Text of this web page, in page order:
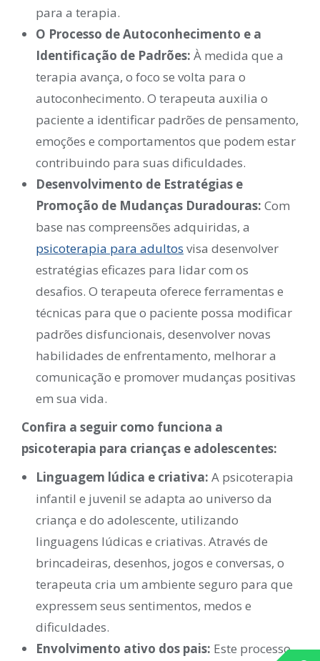
para a terapia.
O Processo de Autoconhecimento e a
Identificação de Padrões: À medida que a
terapia avança, o foco se volta para o
autoconhecimento. O terapeuta auxilia o
paciente a identificar padrões de pensamento,
emoções e comportamentos que podem estar
contribuindo para suas dificuldades.
Desenvolvimento de Estratégias e
Promoção de Mudanças Duradouras: Com
base nas compreensões adquiridas, a
psicoterapia para adultos visa desenvolver
estratégias eficazes para lidar com os
desafios. O terapeuta oferece ferramentas e
técnicas para que o paciente possa modificar
padrões disfuncionais, desenvolver novas
habilidades de enfrentamento, melhorar a
comunicação e promover mudanças positivas
em sua vida.
Confira a seguir como funciona a
psicoterapia para crianças e adolescentes:
Linguagem lúdica e criativa: A psicoterapia
infantil e juvenil se adapta ao universo da
criança e do adolescente, utilizando
linguagens lúdicas e criativas. Através de
brincadeiras, desenhos, jogos e conversas, o
terapeuta cria um ambiente seguro para que
expressem seus sentimentos, medos e
dificuldades.
Envolvimento ativo dos pais: Este processo